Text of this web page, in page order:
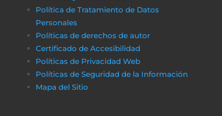
Política de Tratamiento de Datos
Personales
Políticas de derechos de autor
Certificado de Accesibilidad
Políticas de Privacidad Web
Políticas de Seguridad de la Información
Mapa del Sitio